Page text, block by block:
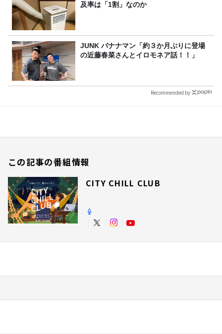
及率は「1割」なのか
JUNK バナナマン「約３か月ぶりに登場
の近藤春菜さんとイロモネア話！！」
Recommended by
この記事の番組情報
CITY CHILL CLUB